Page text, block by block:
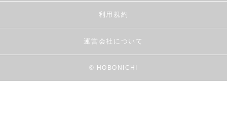
利用規約
運営会社について
© HOBONICHI